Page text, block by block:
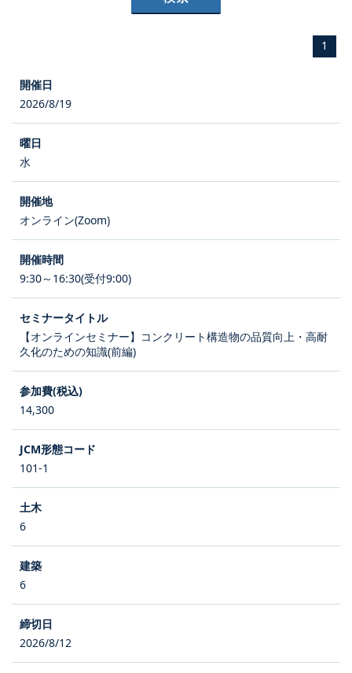
1
2026/8/19
水
オンライン(Zoom)
9:30～16:30(受付9:00)
【オンラインセミナー】コンクリート構造物の品質向上・高耐
久化のための知識(前編)
14,300
101-1
6
6
2026/8/12